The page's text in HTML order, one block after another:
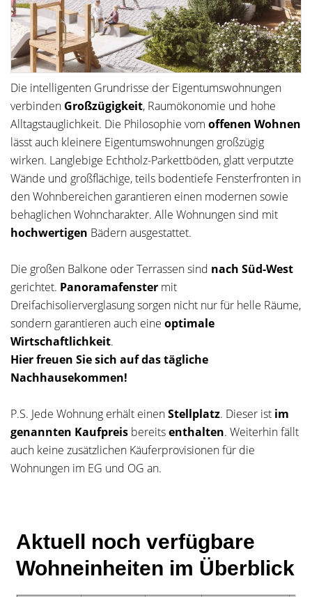
Die intelligenten Grundrisse der Eigentumswohnungen
verbinden Großzügigkeit, Raumökonomie und hohe
Alltagstauglichkeit. Die Philosophie vom offenen Wohnen
lässt auch kleinere Eigentumswohnungen großzügig
wirken. Langlebige Echtholz-Parkettböden, glatt verputzte
Wände und großflächige, teils bodentiefe Fensterfronten in
den Wohnbereichen garantieren einen modernen sowie
behaglichen Wohncharakter. Alle Wohnungen sind mit
hochwertigen Bädern ausgestattet.
Die großen Balkone oder Terrassen sind nach Süd-West
gerichtet. Panoramafenster mit
Dreifachisolierverglasung sorgen nicht nur für helle Räume,
sondern garantieren auch eine optimale
Wirtschaftlichkeit.
Hier freuen Sie sich auf das tägliche
Nachhausekommen!
P.S. Jede Wohnung erhält einenStellplatz. Dieser ist im
genannten Kaufpreis bereitsenthalten. Weiterhin fällt
auch keine zusätzlichen Käuferprovisionen für die
Wohnungen im EG und OG an.
Aktuell noch verfügbare
Wohneinheiten im Überblick